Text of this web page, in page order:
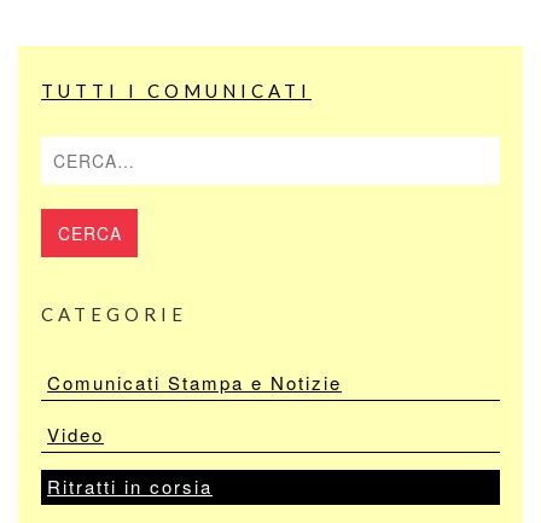
TUTTI I COMUNICATI
CATEGORIE
Comunicati Stampa e Notizie
Video
Ritratti in corsia